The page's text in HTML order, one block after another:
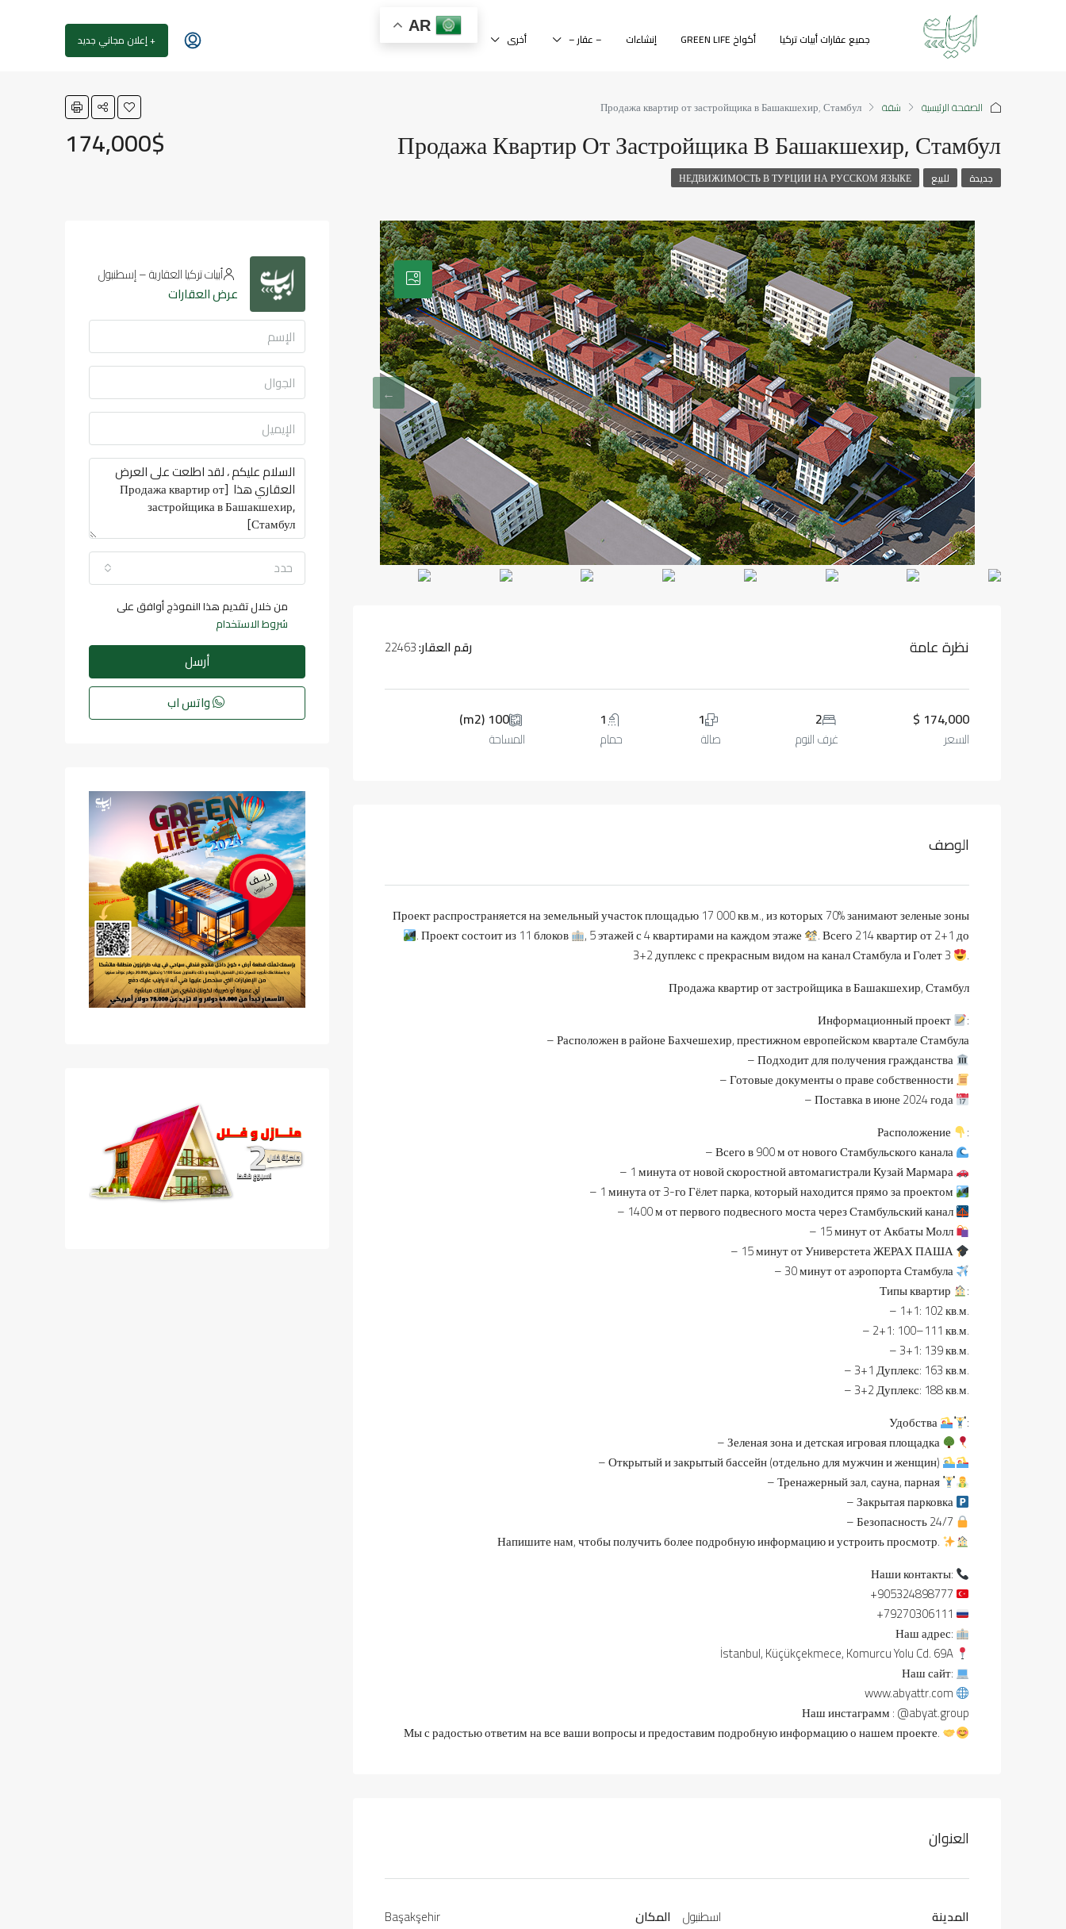
جميع عقارات أبيات تركيا أكواخ GREEN LIFE إنشاءات – عقار – أخرى
AR
+ إعلان مجاني جديد
الصفحة الرئيسية شقة Продажа квартир от застройщика в Башакшехир, Стамбул
Продажа Квартир От Застройщика В Башакшехир, Стамбул
174,000$
جديدة للبيع НЕДВИЖИМОСТЬ В ТУРЦИИ НА РУССКОМ ЯЗЫКЕ
نظرة عامة رقم العقار:
174,000 $
السعر
2
غرف النوم
1
صالة
1
حمام
100 (m2)
المساحة
الوصف
Проект распространяется на земельный участок площадью 17 000 кв.м., из которых 70% занимают зеленые зоны
. Проект состоит из 11 блоков
, 5 этажей с 4 квартирами на каждом этаже
. Всего 214 квартир от 2+1 до
3+2 дуплекс с прекрасным видом на канал Стамбула и Голет 3
.
Продажа квартир от застройщика в Башакшехир, Стамбул
Информационный проект
:
– Расположен в районе Бахчешехир, престижном европейском квартале Стамбула
– Подходит для получения гражданства
– Готовые документы о праве собственности
– Поставка в июне 2024 года
Расположение
:
– Всего в 900 м от нового Стамбульского канала
– 1 минута от новой скоростной автомагистрали Кузай Мармара
– 1 минута от 3-го Гёлет парка, который находится прямо за проектом
– 1400 м от первого подвесного моста через Стамбульский канал
– 15 минут от Акбаты Молл
– 15 минут от Универстета ЖЕРАХ ПАША
– 30 минут от аэропорта Стамбула
Типы квартир
:
– 1+1: 102 кв.м.
– 2+1: 100–111 кв.м.
– 3+1: 139 кв.м.
– 3+1 Дуплекс: 163 кв.м.
– 3+2 Дуплекс: 188 кв.м.
Удобства
:
– Зеленая зона и детская игровая площадка
– Открытый и закрытый бассейн (отдельно для мужчин и женщин)
– Тренажерный зал, сауна, парная
– Закрытая парковка
– Безопасность 24/7
Напишите нам, чтобы получить более подробную информацию и устроить просмотр.
Наши контакты:
+905324898777
+79270306111
Наш адрес:
İstanbul, Küçükçekmece, Komurcu Yolu Cd. 69A
Наш сайт:
www.abyattr.com
Наш инстаграмм : @abyat.group
Мы с радостью ответим на все ваши вопросы и предоставим подробную информацию о нашем проекте.
العنوان
المدينة
اسطنبول المكان
Başakşehir
أبيات تركيا العقارية – إسطنبول
عرض العقارات
حدد
من خلال تقديم هذا النموذج أوافق على
شروط الاستخدام
أرسل
واتس اب